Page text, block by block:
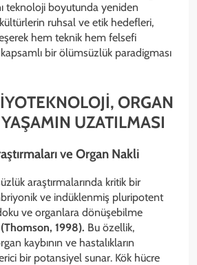
teknoloji boyutunda yeniden
ruhsal ve etik hedefleri,
hem teknik hem felsefi
bir ölümsüzlük paradigması
ORGAN
UZATILMASI
ve Organ Nakli
araştırmalarında kritik bir
ve indüklenmiş pluripotent
ve organlara dönüşebilme
(Thomson, 1998). Bu özellik,
kaybının ve hastalıkların
bir potansiyel sunar. Kök hücre